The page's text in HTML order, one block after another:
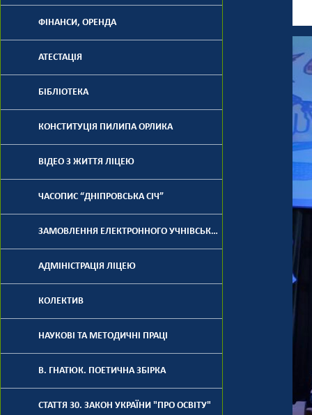
ФІНАНСИ, ОРЕНДА
АТЕСТАЦІЯ
БІБЛІОТЕКА
КОНСТИТУЦІЯ ПИЛИПА ОРЛИКА
ВІДЕО З ЖИТТЯ ЛІЦЕЮ
ЧАСОПИС “ДНІПРОВСЬКА СІЧ”
ЗАМОВЛЕННЯ ЕЛЕКТРОННОГО УЧНІВСЬКОГО КВИТКА
АДМІНІСТРАЦІЯ ЛІЦЕЮ
КОЛЕКТИВ
НАУКОВІ ТА МЕТОДИЧНІ ПРАЦІ
В. ГНАТЮК. ПОЕТИЧНА ЗБІРКА
СТАТТЯ 30. ЗАКОН УКРАЇНИ "ПРО ОСВІТУ"